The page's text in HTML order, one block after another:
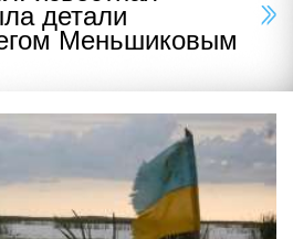
детали
Меньшиковым